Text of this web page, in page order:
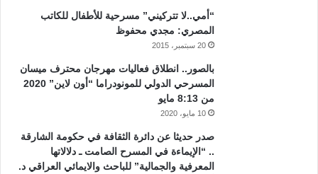
“أمي..لا تتركيني” مسرحية للأطفال للكاتب
المصري: مجدي محفوظ
20 سبتمبر، 2015
بالصور.. انطلاق فعاليات مهرجان محترف ميسان
المسرحي الدولي للمونودراما “أون لاين” 2020
من 8:13 مايو
10 مايو، 2020
صدر حديثا عن دائرة الثقافة في حكومة الشارقة
.. “الإيماءة في المسرح الصامت ـ دلالاتها
المعرفية والجمالية” للباحث والايمائي العراقي د.